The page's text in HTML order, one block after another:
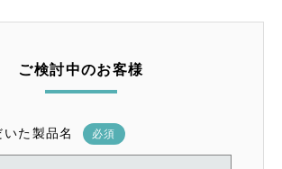
ご検討中のお客様
た製品名 必須